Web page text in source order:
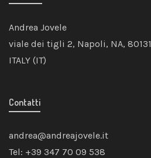
Andrea Jovele
viale dei tigli 2, Napoli, NA, 80131
ITALY (IT)
Contatti
andrea@andreajovele.it
Tel: +39 347 70 09 538